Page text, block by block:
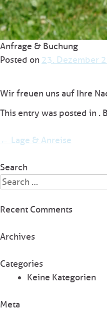
Anfrage & Buchung
Posted on 23. Dezember
Wir freuen uns auf Ihre
This entry was posted in .
Post
← Lage & Anreise
Search
Search
Recent Comments
Archives
Categories
Keine Kategorien
Meta